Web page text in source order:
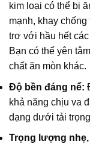
kim loại có thể bị
mạnh, khay
trơ với hầu hết
Bạn có thể yên
chất ăn mòn khác.
Độ bền đáng nể:
khả năng chịu va
dạng dưới tải
Trọng lượng